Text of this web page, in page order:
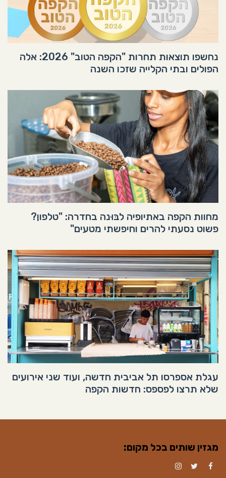
נחשפו תוצאות תחרות "הקפה הטוב" 2026: אלה
הפולים ובתי הקלייה שזכו השנה
מחוות הקפה באתיופיה לבּוּנה בחדרה: "טלפון?
פשוט נסעתי להרים וחיפשתי מטעים"
עגלת אספרסו תל אביבית חדשה, ועוד שני אירועים
שלא תרצו לפספס: חדשות הקפה
מגזין שותים בכל מקום: